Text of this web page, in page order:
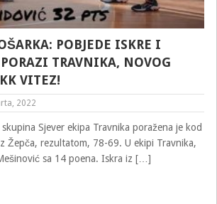
POBJEDE ISKRE I
TRAVNIKA, NOVOG
VITEZ!
2022
Sjever ekipa Travnika poražena je kod
Žepča, rezultatom, 78-69. U ekipi Travnika,
sa 14 poena. Iskra iz […]